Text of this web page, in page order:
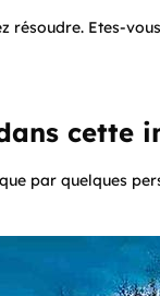
résoudre. Etes-
cette
par quelques